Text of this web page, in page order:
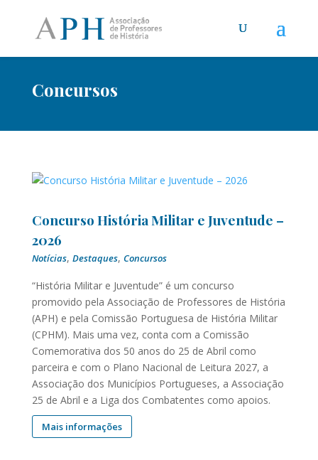
Concursos
Concurso História Militar e Juventude –
2026
Notícias, Destaques, Concursos
“História Militar e Juventude” é um concurso
promovido pela Associação de Professores de História
(APH) e pela Comissão Portuguesa de História Militar
(CPHM). Mais uma vez, conta com a Comissão
Comemorativa dos 50 anos do 25 de Abril como
parceira e com o Plano Nacional de Leitura 2027, a
Associação dos Municípios Portugueses, a Associação
25 de Abril e a Liga dos Combatentes como apoios.
Mais informações